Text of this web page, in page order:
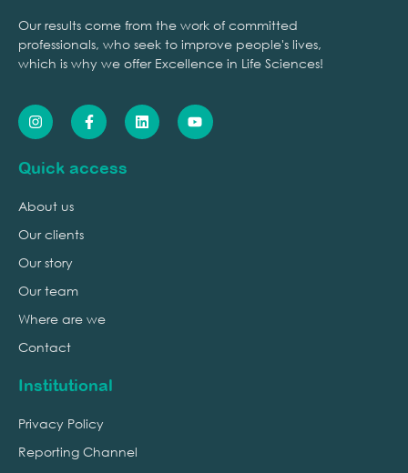
Our results come from the work of committed
professionals, who seek to improve people's lives,
which is why we offer Excellence in Life Sciences!
Quick access
About us
Our clients
Our story
Our team
Where are we
Contact
Institutional
Privacy Policy
Reporting Channel